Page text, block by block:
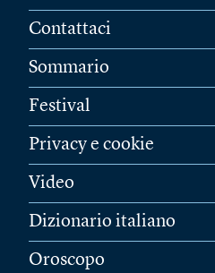
Contattaci
Sommario
Festival
Privacy e cookie
Video
Dizionario italiano
Oroscopo